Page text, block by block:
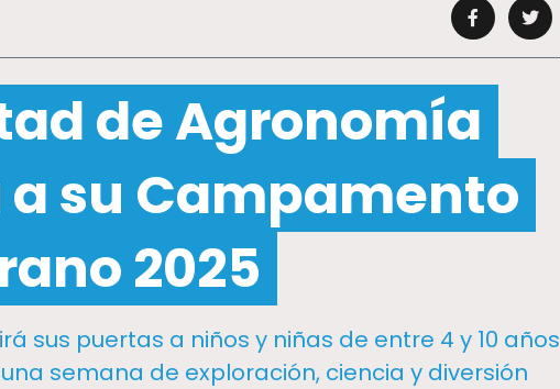
de Agronomía
su Campamento
2025
sus puertas a niños y niñas de entre 4 y 10 años
semana de exploración, ciencia y diversión